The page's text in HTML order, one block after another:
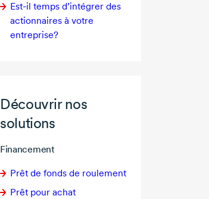
Est-il temps d’intégrer des
actionnaires à votre
entreprise?
Découvrir nos
solutions
Financement
Prêt de fonds de roulement
Prêt pour achat